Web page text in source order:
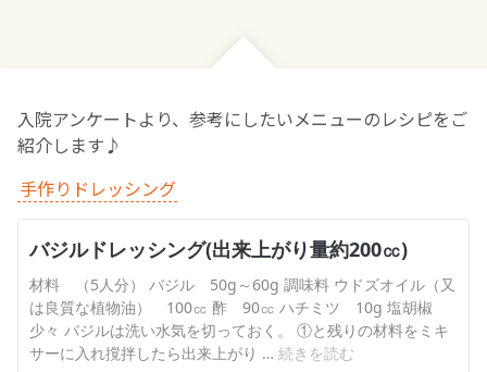
入院アンケートより、参考にしたいメニューのレシピをご
紹介します♪
手作りドレッシング親と子の結びつき支援
母乳育児
予防接種